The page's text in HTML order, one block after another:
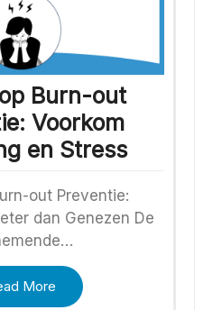
Burn-out
Voorkom
en Stress
out Preventie:
dan Genezen De
More